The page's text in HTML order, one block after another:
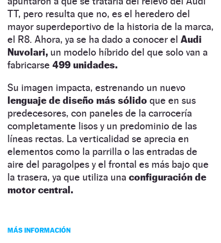
TT, pero resulta que no, es el heredero del
mayor superdeportivo de la historia de la marca,
el R8. Ahora, ya se ha dado a conocer el Audi
Nuvolari, un modelo híbrido del que solo van a
fabricarse 499 unidades.
Su imagen impacta, estrenando un nuevo
lenguaje de diseño más sólido que en sus
predecesores, con paneles de la carrocería
completamente lisos y un predominio de las
líneas rectas. La verticalidad se aprecia en
elementos como la parrilla o las entradas de
aire del paragolpes y el frontal es más bajo que
la trasera, ya que utiliza una configuración de
motor central.
MÁS INFORMACIÓN